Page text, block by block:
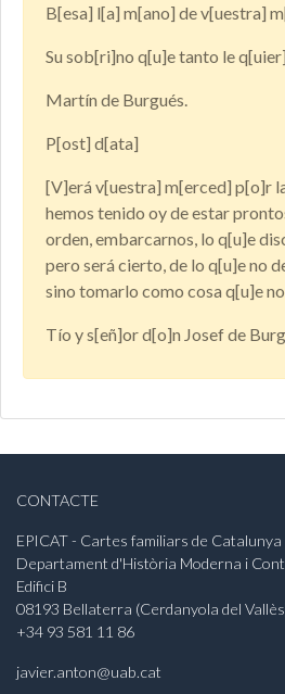
B[esa] l[a] m[ano] de v[uestra]
Su sob[ri]no q[u]e tanto le
Martín de Burgués.
P[ost] d[ata]
[V]erá v[uestra] m[erced] p[o]r
hemos tenido oy de estar
orden, embarcarnos, lo q[u]e
pero será cierto, de lo q[u]e no
sino tomarlo como cosa q[u]e
Tío y s[eñ]or d[o]n Josef de
CONTACTE
EPICAT - Cartes familiars de Catalunya
Departament d'Història Moderna i
Edifici B
08193 Bellaterra (Cerdanyola del
+34 93 581 11 86
javier.anton@uab.cat